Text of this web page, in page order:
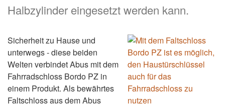
Halbzylinder eingesetzt werden kann.
Sicherheit zu Hause und
unterwegs - diese beiden
Welten verbindet Abus mit dem
Fahrradschloss Bordo PZ in
einem Produkt. Als bewährtes
Faltschloss aus dem Abus